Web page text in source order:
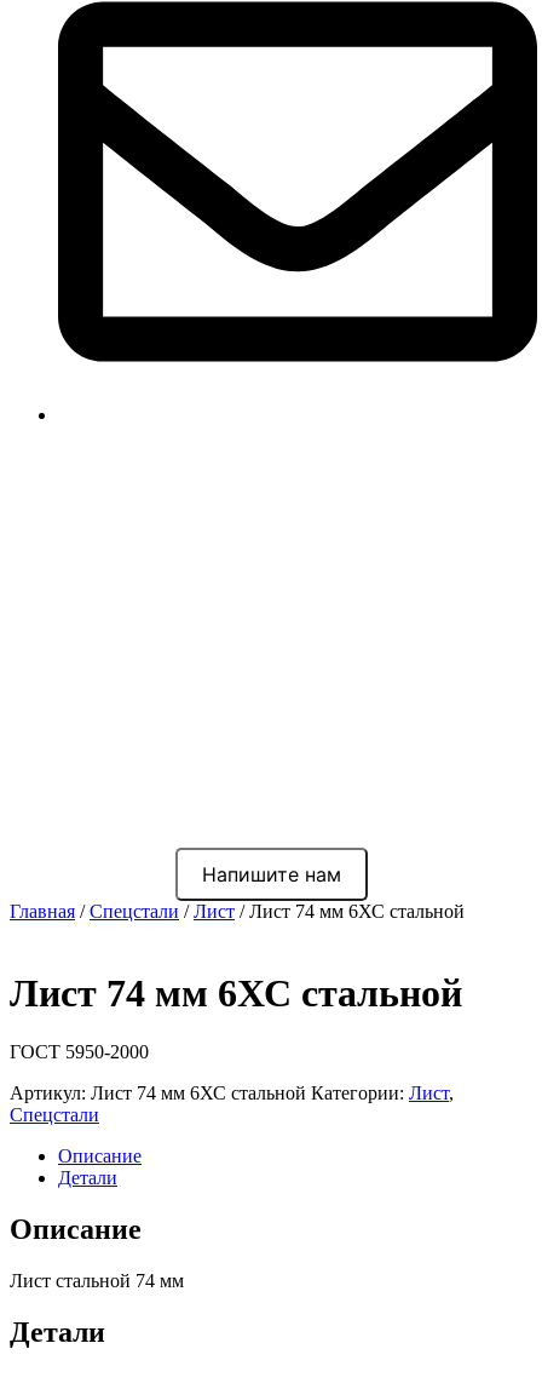
Напишите нам
Главная /Спецстали /Лист / Лист 74 мм 6ХС стальной
Лист 74 мм 6ХС стальной
ГОСТ 5950-2000
Артикул: Лист 74 мм 6ХС стальной Категории: Лист,
Спецстали
Описание
Детали
Описание
Лист стальной 74 мм
Детали